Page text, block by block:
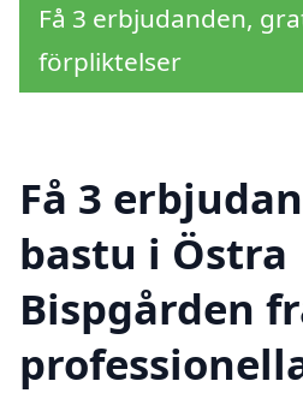
Få 3 erbjudanden,
förpliktelser
Få 3
bastu i Östra
Bispgården